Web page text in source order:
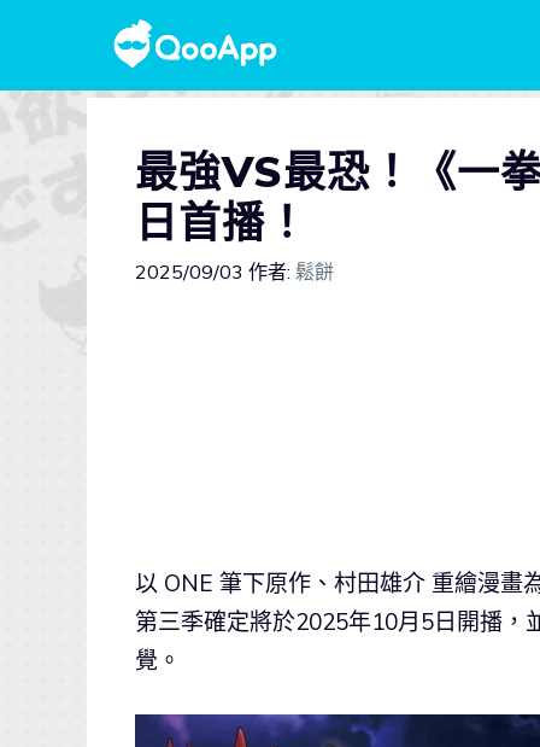
最強VS最恐！《一
日首播！
2025/09/03 作者: 鬆餅
以 ONE 筆下原作、村田雄介 重繪漫畫
第三季確定將於2025年10月5日開播，
覺。